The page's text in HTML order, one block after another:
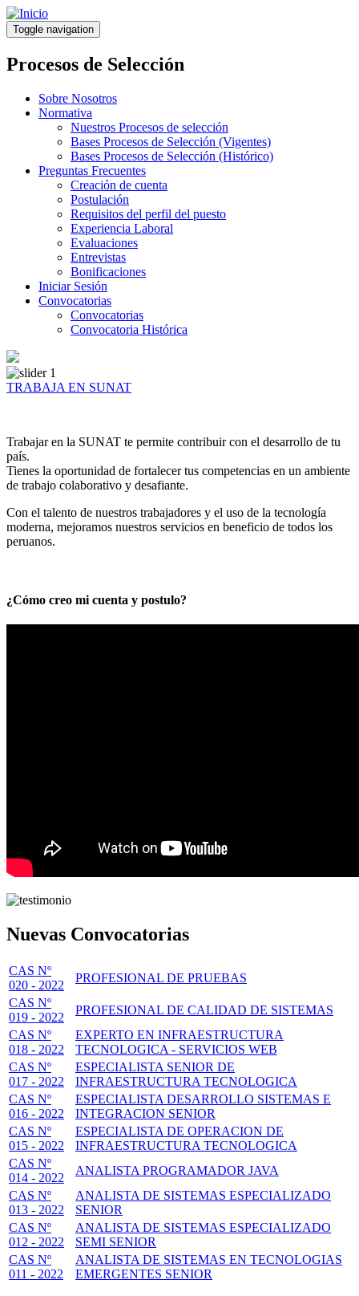
Pasar
al
contenido
principal
Toggle navigation
Procesos de Selección
Sobre Nosotros
Normativa
Nuestros Procesos de selección
Bases Procesos de Selección (Vigentes)
Bases Procesos de Selección (Histórico)
Preguntas Frecuentes
Creación de cuenta
Postulación
Requisitos del perfil del puesto
Experiencia Laboral
Evaluaciones
Entrevistas
Bonificaciones
Iniciar Sesión
Convocatorias
Convocatorias
Convocatoria Histórica
TRABAJA EN SUNAT
Trabajar en la SUNAT te permite contribuir con el desarrollo de tu
país.
Tienes la oportunidad de fortalecer tus competencias en un ambiente
de trabajo colaborativo y desafiante.
Con el talento de nuestros trabajadores y el uso de la tecnología
moderna, mejoramos nuestros servicios en beneficio de todos los
peruanos.
¿Cómo creo mi cuenta y postulo?
Nuevas Convocatorias
CAS Nº
020 - 2022
PROFESIONAL DE PRUEBAS
CAS Nº
019 - 2022
PROFESIONAL DE CALIDAD DE SISTEMAS
CAS Nº
018 - 2022
EXPERTO EN INFRAESTRUCTURA
TECNOLOGICA - SERVICIOS WEB
CAS Nº
017 - 2022
ESPECIALISTA SENIOR DE
INFRAESTRUCTURA TECNOLOGICA
CAS Nº
016 - 2022
ESPECIALISTA DESARROLLO SISTEMAS E
INTEGRACION SENIOR
CAS Nº
015 - 2022
ESPECIALISTA DE OPERACION DE
INFRAESTRUCTURA TECNOLOGICA
CAS Nº
014 - 2022
ANALISTA PROGRAMADOR JAVA
CAS Nº
013 - 2022
ANALISTA DE SISTEMAS ESPECIALIZADO
SENIOR
CAS Nº
012 - 2022
ANALISTA DE SISTEMAS ESPECIALIZADO
SEMI SENIOR
CAS Nº
011 - 2022
ANALISTA DE SISTEMAS EN TECNOLOGIAS
EMERGENTES SENIOR